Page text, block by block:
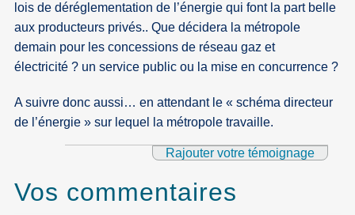
lois de déréglementation de l’énergie qui font la part belle
aux producteurs privés.. Que décidera la métropole
demain pour les concessions de réseau gaz et
électricité ? un service public ou la mise en concurrence ?
A suivre donc aussi… en attendant le « schéma directeur
de l’énergie » sur lequel la métropole travaille.
Rajouter votre témoignage
Vos commentaires